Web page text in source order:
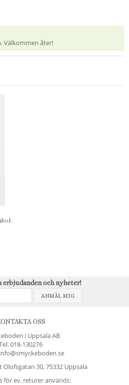
Välkommen åter!
erbjudanden och nyheter!
ANMÄL MIG
OSS
i Uppsala AB
018-130276
Olofsgatan 30, 75332 Uppsala
för ev. returer används: